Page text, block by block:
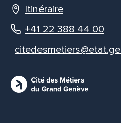
Itinéraire
+41 22 388 44 00